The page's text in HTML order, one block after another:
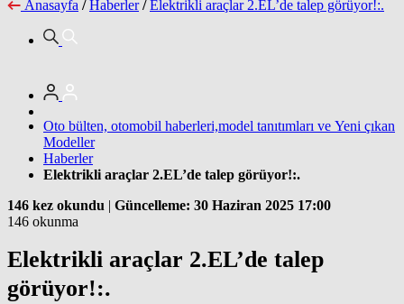
Anasayfa / Haberler / Elektrikli araçlar 2.EL’de talep görüyor!:.
Oto bülten, otomobil haberleri,model tanıtımları ve Yeni çıkan
Modeller
Haberler
Elektrikli araçlar 2.EL’de talep görüyor!:.
146 kez okundu | Güncelleme: 30 Haziran 2025 17:00
146 okunma
Elektrikli araçlar 2.EL’de talep
görüyor!:.